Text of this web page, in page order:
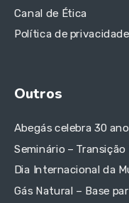
Canal de Ética
Política de privacidade
Outros
Abegás celebra 30
Seminário –
Dia Internacional da
Gás Natural – Base